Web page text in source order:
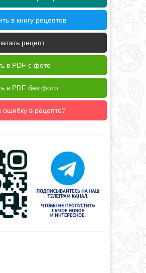
в книгу рецептов
рецепт
в PDF с фото
в PDF без фото
в рецепте?